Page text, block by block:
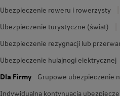
Ubezpieczenie roweru i rowerzysty
Ubezpieczenie turystyczne (świat)
Ubezpieczenie rezygnacji lub
Ubezpieczenie hulajnogi elektrycznej
Dla Firmy
Grupowe ubezpieczenie
Indywidualna kontynuacja